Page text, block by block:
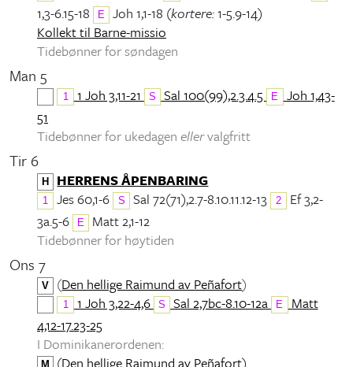
1,3-6.15-18
E Joh 1,1-18 (kortere:1-5.9-14)
Kollekt til Barne-missio
Tidebønner for søndagen
Man 5
1 1 Joh 3,11-21 S Sal 100(99),2.3.4.5 E Joh 1,43-
51
Tidebønner for ukedagen ellervalgfritt
Tir 6
H HERRENS ÅPENBARING
1 Jes 60,1-6 S Sal 72(71),2.7-8.10.11.12-13 2
Ef 3,2-
3a.5-6
E
Matt 2,1-12
Tidebønner for høytiden
Ons 7
V (Den hellige Raimund av Peñafort)
1 1 Joh 3,22-4,6 S Sal 2,7bc-8.10-12a E Matt
4,12-17.23-25
I Dominikanerordenen:
M (Den hellige Raimund av Peñafort)